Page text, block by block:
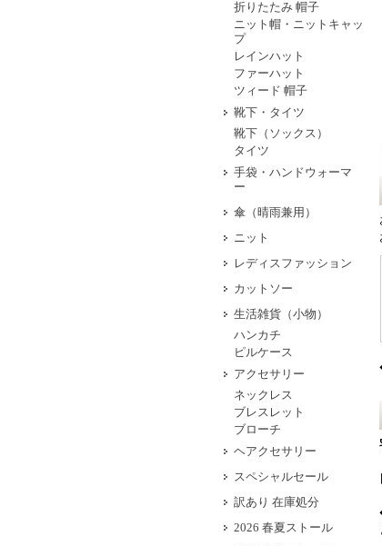
折りたたみ 帽子
ニット帽・ニットキャッ
プ
レインハット
ファーハット
ツィード 帽子
靴下・タイツ
靴下（ソックス）
タイツ
手袋・ハンドウォーマ
ー
傘（晴雨兼用）
ニット
レディスファッション
カットソー
生活雑貨（小物）
ハンカチ
ピルケース
アクセサリー
ネックレス
ブレスレット
ブローチ
ヘアクセサリー
スペシャルセール
訳あり 在庫処分
2026 春夏ストール